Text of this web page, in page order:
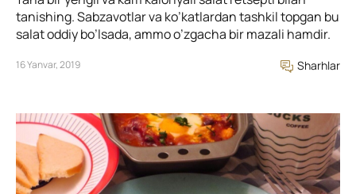
tanishing. Sabzavotlar va ko’katlardan tashkil topgan bu
salat oddiy bo’lsada, ammo o’zgacha bir mazali hamdir.
16 Yanvar, 2019 Sharhlar